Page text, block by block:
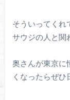
そういってくれ
サウジの人と関
奥さんが東京に
くなったらぜひ